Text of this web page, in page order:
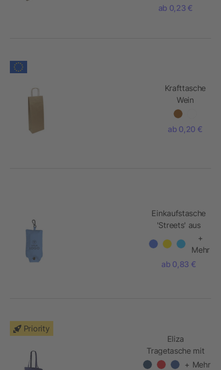
ab 0,23 €
Krafttasche
Wein
ab 0,20 €
Einkaufstasche
'Streets' aus
+
Mehr
ab 0,83 €
Priority
Eliza
Tragetasche mit
Kordelzug+ Mehr